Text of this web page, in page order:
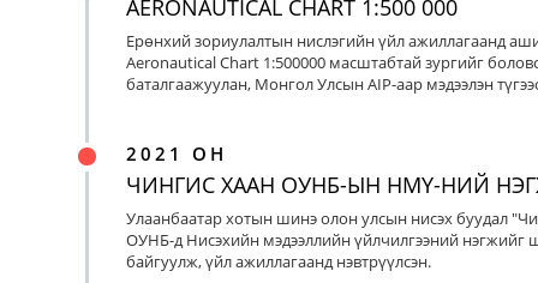
AERONAUTICAL CHART 1:500 000
Ерөнхий зориулалтын нислэгийн үйл ажиллагаанд
Aeronautical Chart 1:500000 масштабтай зургийг
баталгаажуулан, Монгол Улсын AIP-аар мэдээлэн
2021 ОН
ЧИНГИС ХААН ОУНБ-ЫН НМҮ-НИЙ
Улаанбаатар хотын шинэ олон улсын нисэх буудал
ОУНБ-д Нисэхийн мэдээллийн үйлчилгээний нэгжийг
байгуулж, үйл ажиллагаанд нэвтрүүлсэн.